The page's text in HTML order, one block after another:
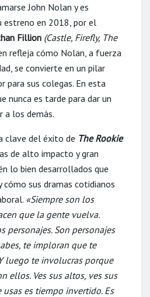
John Nolan y es
estreno en 2018, por el
Fillion (Castle, Firefly, The
refleja cómo Nolan, a fuerza
se convierte en un pilar
para sus colegas. En esta
nunca es tarde para dar un
a los demás.
clave del éxito de The Rookie
de alto impacto y gran
lo bien desarrollados que
sus dramas cotidianos
«Siempre son los
que la gente vuelva.
personajes. Son personajes
te imploran que te
luego te involucras porque
ellos. Ves sus altos, ves sus
es tiempo invertido. Es